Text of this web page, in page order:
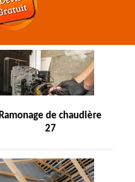
Ramonage de chaudière
27